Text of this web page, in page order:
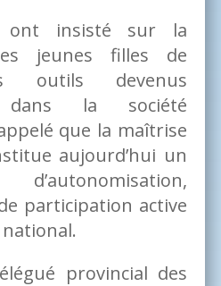
ont insisté sur la
jeunes filles de
outils devenus
dans la société
que la maîtrise
aujourd’hui un
participation active
provincial des